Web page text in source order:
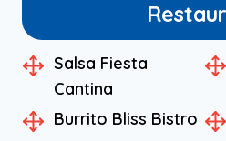
Salsa Fiesta
Cantina
Burrito Bliss Bistro